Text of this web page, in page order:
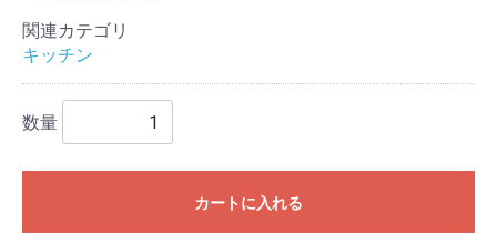
関連カテゴリ
キッチン
数量
カートに入れる